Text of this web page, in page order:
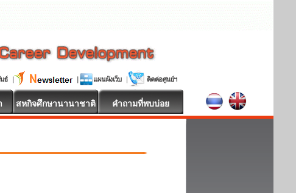
สหกิจศึกษานานาชาติ คำถามที่พบบ่อย